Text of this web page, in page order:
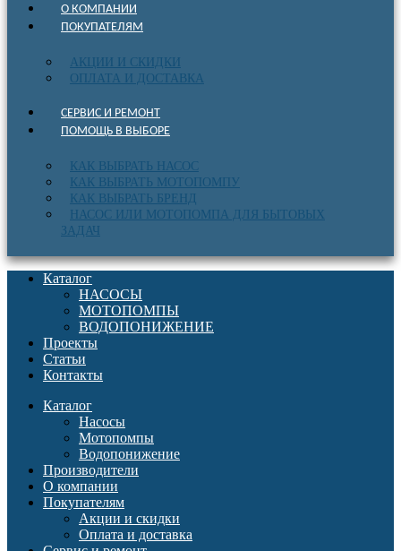
О КОМПАНИИ
ПОКУПАТЕЛЯМ
АКЦИИ И СКИДКИ
ОПЛАТА И ДОСТАВКА
СЕРВИС И РЕМОНТ
ПОМОЩЬ В ВЫБОРЕ
КАК ВЫБРАТЬ НАСОС
КАК ВЫБРАТЬ МОТОПОМПУ
КАК ВЫБРАТЬ БРЕНД
НАСОС ИЛИ МОТОПОМПА ДЛЯ БЫТОВЫХ
ЗАДАЧ
Каталог
НАСОСЫ
МОТОПОМПЫ
ВОДОПОНИЖЕНИЕ
Проекты
Статьи
Контакты
Каталог
Насосы
Мотопомпы
Водопонижение
Производители
О компании
Покупателям
Акции и скидки
Оплата и доставка